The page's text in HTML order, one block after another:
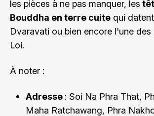
les pièces à ne pas manquer, les
Bouddha en terre cuite qui
Dvaravati ou bien encore l'une des
Loi.
À noter :
Adresse : Soi Na Phra That,
Maha Ratchawang, Phra